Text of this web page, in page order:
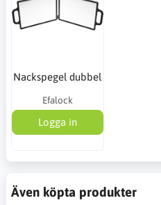
Nackspegel dubbel
Efalock
Logga in
Även köpta produkter